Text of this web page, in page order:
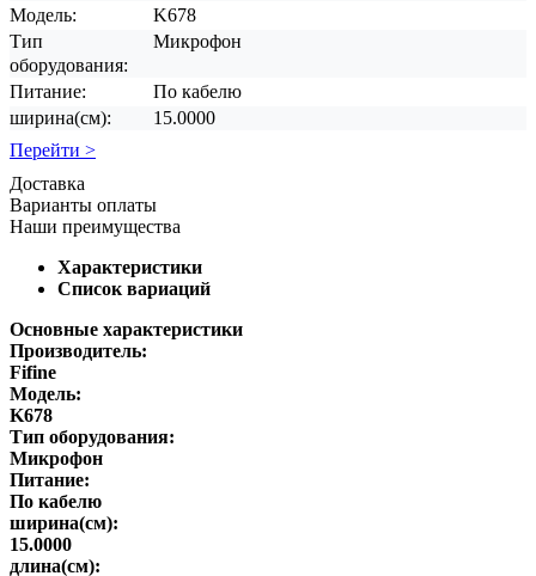
Модель:
K678
Тип
оборудования:
Микрофон
Питание:
По кабелю
ширина(см):
15.0000
Перейти >
Доставка
Варианты оплаты
Наши преимущества
Характеристики
Список вариаций
Основные характеристики
Производитель:
Fifine
Модель:
K678
Тип оборудования:
Микрофон
Питание:
По кабелю
ширина(см):
15.0000
длина(см):